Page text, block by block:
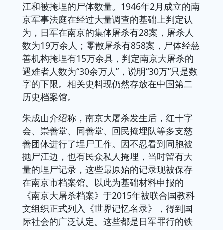
江和被掩埋的尸体数量。1946年2月成立的南
京军事法庭在经过大量调查的基础上判定认
为，日军在南京的集体屠杀有28案，屠杀人
数为19万余人；零散屠杀有858案，尸体经慈
善机构掩埋有15万余具，判定南京大屠杀的
遇难者人数为“30余万人”，说明“30万”只是数
字的下限。相关史料现仍然存放在中国第二
历史档案馆。
朱成山介绍称，南京大屠杀发生后，红十字
会、崇善堂、同善堂、回民掩埋队等多支慈
善团体进行了埋尸工作。因不忍看到同胞被
抛尸江边，也有民众私人掩埋，当时留有大
量的埋尸记录，这些最原始的记录现被保存
在南京市档案馆。以此为基础材料申报的
《南京大屠杀档案》于2015年被联合国教科
文组织正式列入《世界记忆名录》，得到国
际社会的广泛认定。这些都是日军罪行的铁